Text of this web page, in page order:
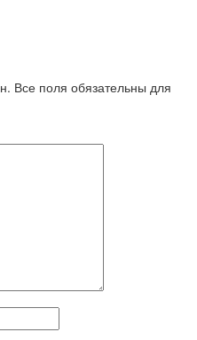
Все поля обязательны для